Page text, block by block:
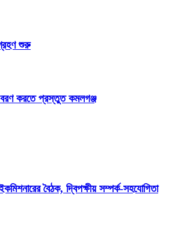
শুরু
বরণ করতে প্রস্তুত কমলগঞ্জ
বৈঠক, দ্বিপক্ষীয় সম্পর্ক-সহযোগিতা